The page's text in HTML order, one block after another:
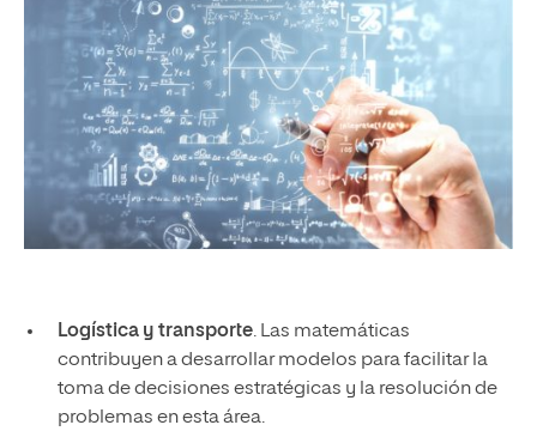
Logística y transporte. Las matemáticas
contribuyen a desarrollar modelos para facilitar la
toma de decisiones estratégicas y la resolución de
problemas en esta área.